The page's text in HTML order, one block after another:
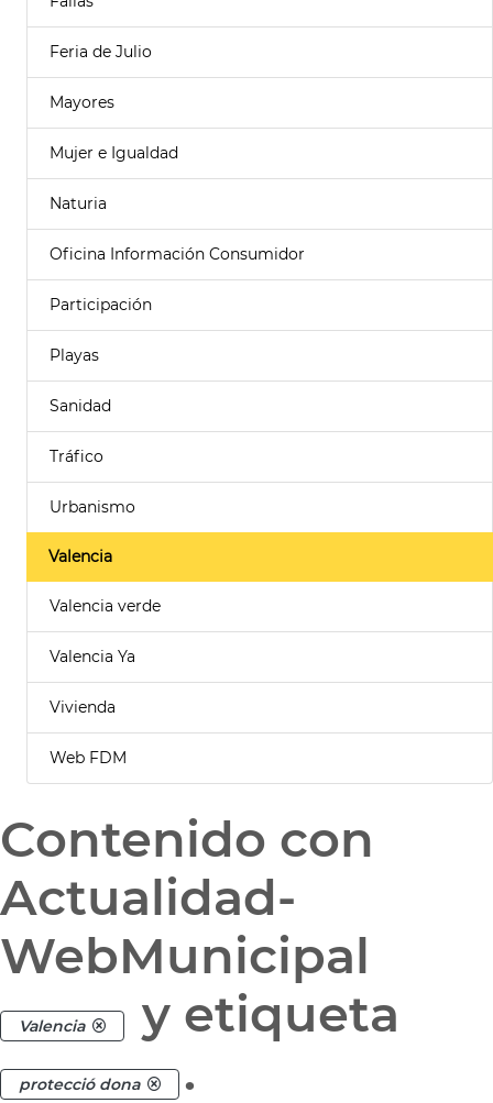
Feria de Julio
Mayores
Mujer e Igualdad
Naturia
Oficina Información Consumidor
Participación
Playas
Sanidad
Tráfico
Urbanismo
Valencia
Valencia verde
Valencia Ya
Vivienda
Web FDM
Contenido con
Actualidad-
WebMunicipal
Valencia y etiqueta
protecció dona .